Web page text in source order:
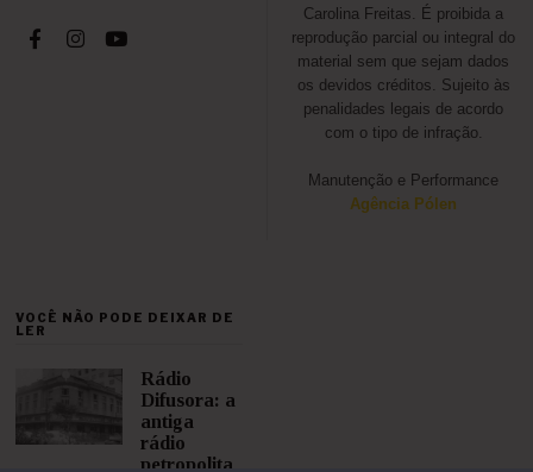
Carolina Freitas. É proibida a
reprodução parcial ou integral do
material sem que sejam dados
os devidos créditos. Sujeito às
penalidades legais de acordo
com o tipo de infração.
Manutenção e Performance
Agência Pólen
VOCÊ NÃO PODE DEIXAR DE
LER
Rádio
Difusora: a
antiga
rádio
petropolita